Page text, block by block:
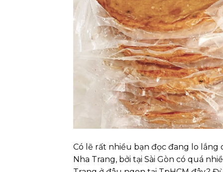
Có lẽ rất nhiều bạn đọc đang lo lắng
Nha Trang, bởi tại Sài Gòn có quá